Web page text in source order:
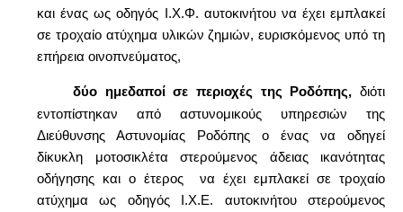
και ένας ως οδηγός Ι.Χ.Φ. αυτοκινήτου να έχει εμπλακεί
σε τροχαίο ατύχημα υλικών ζημιών, ευρισκόμενος υπό τη
επήρεια οινοπνεύματος,
δύο ημεδαποί σε περιοχές της Ροδόπης, διότι
εντοπίστηκαν από αστυνομικούς υπηρεσιών της
Διεύθυνσης Αστυνομίας Ροδόπης ο ένας να οδηγεί
δίκυκλη μοτοσικλέτα στερούμενος άδειας ικανότητας
οδήγησης και ο έτερος
να έχει εμπλακεί σε τροχαίο
ατύχημα ως οδηγός Ι.Χ.Ε. αυτοκινήτου στερούμενος